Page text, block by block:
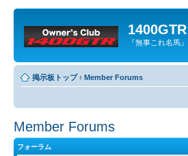
『無事これ名馬』
掲示板トップ ‹ Member Forums
Member Forums
フォーラム